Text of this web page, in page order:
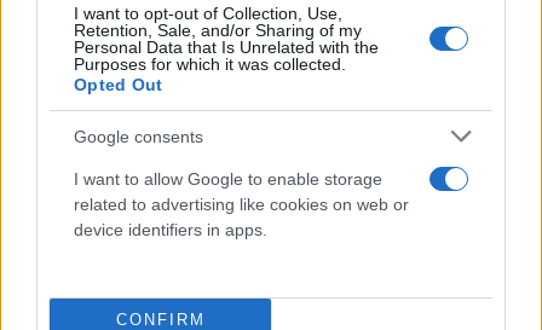
I want to opt-out of Collection, Use,
Retention, Sale, and/or Sharing of my
Personal Data that Is Unrelated with the
Purposes for which it was collected.
Opted Out
Google consents
I want to allow Google to enable storage
related to advertising like cookies on web or
device identifiers in apps.
CONFIRM